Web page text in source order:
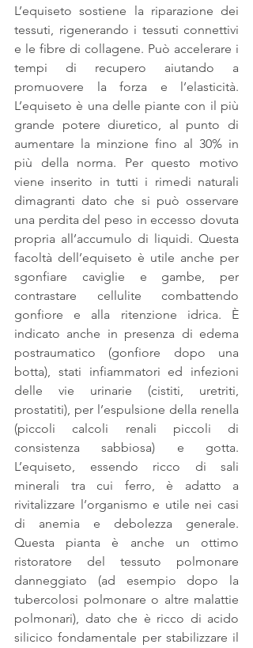
L’equiseto sostiene la riparazione dei
tessuti, rigenerando i tessuti connettivi
e le fibre di collagene. Può accelerare i
tempi di recupero aiutando a
promuovere la forza e l’elasticità.
L’equiseto è una delle piante con il più
grande potere diuretico, al punto di
aumentare la minzione fino al 30% in
più della norma. Per questo motivo
viene inserito in tutti i rimedi naturali
dimagranti dato che si può osservare
una perdita del peso in eccesso dovuta
propria all’accumulo di liquidi. Questa
facoltà dell’equiseto è utile anche per
sgonfiare caviglie e gambe, per
contrastare cellulite combattendo
gonfiore e alla ritenzione idrica. È
indicato anche in presenza di edema
postraumatico (gonfiore dopo una
botta), stati infiammatori ed infezioni
delle vie urinarie (cistiti, uretriti,
prostatiti), per l’espulsione della renella
(piccoli calcoli renali piccoli di
consistenza sabbiosa) e gotta.
L’equiseto, essendo ricco di sali
minerali tra cui ferro, è adatto a
rivitalizzare l’organismo e utile nei casi
di anemia e debolezza generale.
Questa pianta è anche un ottimo
ristoratore del tessuto polmonare
danneggiato (ad esempio dopo la
tubercolosi polmonare o altre malattie
polmonari), dato che è ricco di acido
silicico fondamentale per stabilizzare il